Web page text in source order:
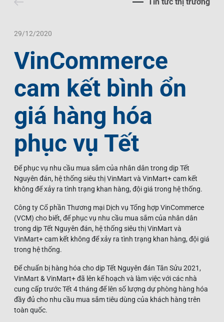
Tin Đầu Tư Tại Việt Nam
Thông Cáo Báo Chí
Ngôn Ngữ
VI
29/12/2020
VinCommerce
cam kết bình ổn
giá hàng hóa
phục vụ Tết
Để phục vụ nhu cầu mua sắm của nhân dân trong dịp Tết
Nguyên đán, hệ thống siêu thị VinMart và VinMart+ cam kết
không để xảy ra tình trạng khan hàng, đội giá trong hệ thống.
Công ty Cổ phần Thương mại Dịch vụ Tổng hợp VinCommerce
(VCM) cho biết, để phục vụ nhu cầu mua sắm của nhân dân
trong dịp Tết Nguyên đán, hệ thống siêu thị VinMart và
VinMart+ cam kết không để xảy ra tình trạng khan hàng, đội giá
trong hệ thống.
Để chuẩn bị hàng hóa cho dịp Tết Nguyên đán Tân Sửu 2021,
VinMart & VinMart+ đã lên kế hoạch và làm việc với các nhà
cung cấp trước Tết 4 tháng để lên số lượng dự phòng hàng hóa
đầy đủ cho nhu cầu mua sắm tiêu dùng của khách hàng trên
toàn quốc.